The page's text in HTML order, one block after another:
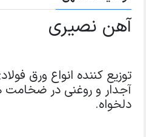
آهن نصیری
توزیع کننده انواع ورق
آجدار و روغنی در ضخامت
دلخواه.